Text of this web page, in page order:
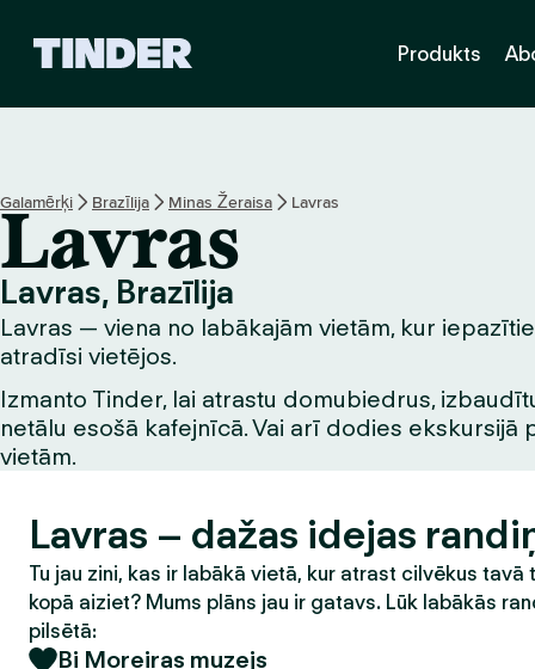
s
u
m
a
Produkts
Galamērķi Brazīlija Minas Žeraisa Lavras
Lavras
Lavras, Brazīlija
Lavras — viena no labākajām vietām, kur
atradīsi vietējos.
Izmanto Tinder, lai atrastu domubiedrus,
netālu esošā kafejnīcā. Vai arī dodies ekskursijā
vietām.
Lavras – dažas idejas
Tu jau zini, kas ir labākā vietā, kur atrast cilvēkus tavā
kopā aiziet? Mums plāns jau ir gatavs. Lūk labākās
pilsētā:
Bi Moreiras muzejs